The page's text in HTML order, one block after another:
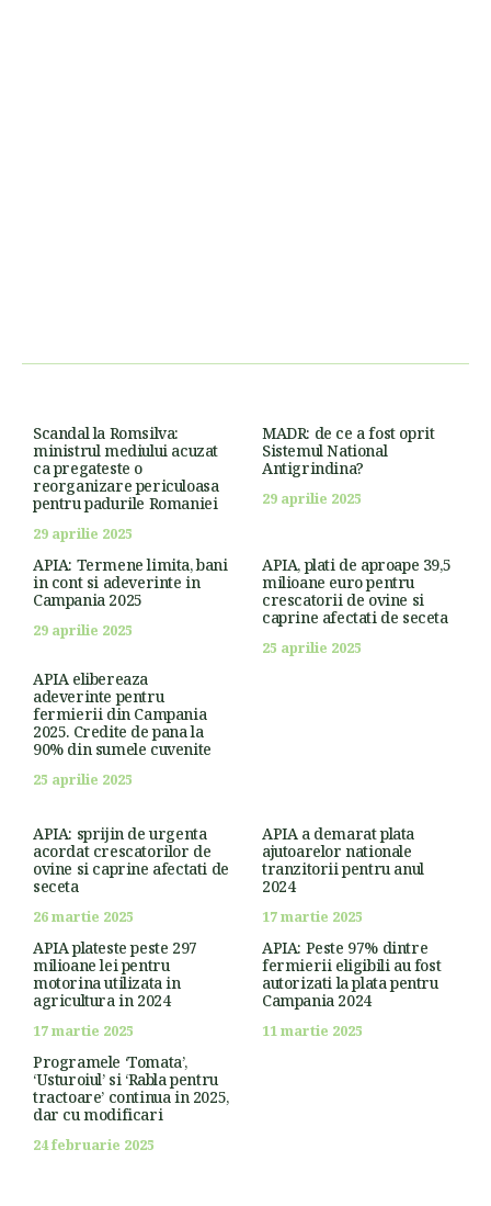
Scandal la Romsilva:
ministrul mediului acuzat
ca pregateste o
reorganizare periculoasa
pentru padurile Romaniei
29 aprilie 2025
MADR: de ce a fost oprit
Sistemul National
Antigrindina?
29 aprilie 2025
APIA: Termene limita, bani
in cont si adeverinte in
Campania 2025
29 aprilie 2025
APIA, plati de aproape 39,5
milioane euro pentru
crescatorii de ovine si
caprine afectati de seceta
25 aprilie 2025
APIA elibereaza
adeverinte pentru
fermierii din Campania
2025. Credite de pana la
90% din sumele cuvenite
25 aprilie 2025
APIA: sprijin de urgenta
acordat crescatorilor de
ovine si caprine afectati de
seceta
26 martie 2025
APIA a demarat plata
ajutoarelor nationale
tranzitorii pentru anul
2024
17 martie 2025
APIA plateste peste 297
milioane lei pentru
motorina utilizata in
agricultura in 2024
17 martie 2025
APIA: Peste 97% dintre
fermierii eligibili au fost
autorizati la plata pentru
Campania 2024
11 martie 2025
Programele ‘Tomata’,
‘Usturoiul’ si ‘Rabla pentru
tractoare’ continua in 2025,
dar cu modificari
24 februarie 2025